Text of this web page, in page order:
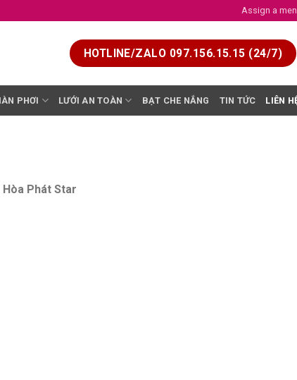
Assign a
HOTLINE/ZALO 097.156.15.15 (24/7)
PHƠI LƯỚI AN TOÀN BẠT CHE NẮNG TIN TỨC LIÊN
Hòa Phát Star